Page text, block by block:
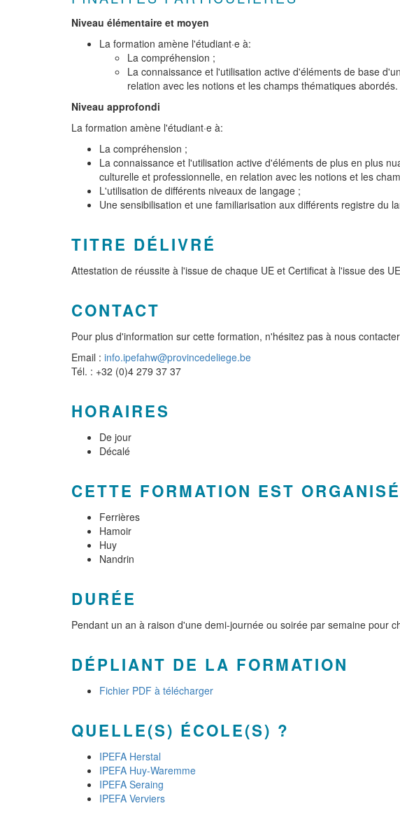
Niveau élémentaire et moyen
La formation amène l'étudiant·e à:
La compréhension ;
La connaissance et l'utilisation active d'éléments de base
relation avec les notions et les champs thématiques abordés.
Niveau approfondi
La formation amène l'étudiant·e à:
La compréhension ;
La connaissance et l'utilisation active d'éléments de plus en plus
culturelle et professionnelle, en relation avec les notions et les
L'utilisation de différents niveaux de langage ;
Une sensibilisation et une familiarisation aux différents registre du
TITRE DÉLIVRÉ
Attestation de réussite à l'issue de chaque UE et Certificat à l'issue des
CONTACT
Pour plus d'information sur cette formation, n'hésitez pas à nous
Email : info.ipefahw@provincedeliege.be
Tél. : +32 (0)4 279 37 37
HORAIRES
De jour
Décalé
CETTE FORMATION EST
Ferrières
Hamoir
Huy
Nandrin
DURÉE
Pendant un an à raison d'une demi-journée ou soirée par semaine pour
DÉPLIANT DE LA FORMATION
Fichier PDF à télécharger
QUELLE(S) ÉCOLE(S) ?
IPEFA Herstal
IPEFA Huy-Waremme
IPEFA Seraing
IPEFA Verviers